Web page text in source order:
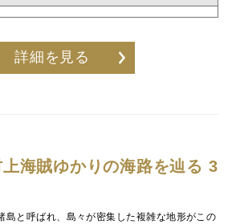
詳細を見る
上海賊ゆかりの海路を辿る 3
島と呼ばれ、島々が密集した複雑な地形がこの